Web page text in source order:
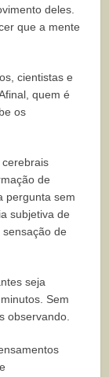
deles.
que a mente
cientistas e
quem é
os
de
pergunta sem
subjetiva de
de
seja
Sem
observando.